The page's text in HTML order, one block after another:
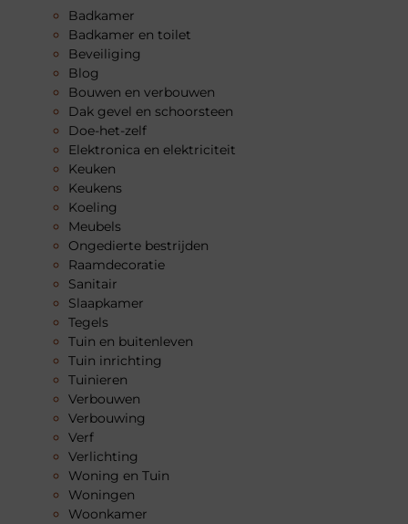
Badkamer
Badkamer en toilet
Beveiliging
Blog
Bouwen en verbouwen
Dak gevel en schoorsteen
Doe-het-zelf
Elektronica en elektriciteit
Keuken
Keukens
Koeling
Meubels
Ongedierte bestrijden
Raamdecoratie
Sanitair
Slaapkamer
Tegels
Tuin en buitenleven
Tuin inrichting
Tuinieren
Verbouwen
Verbouwing
Verf
Verlichting
Woning en Tuin
Woningen
Woonkamer